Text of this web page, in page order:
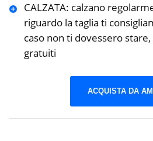
CALZATA: calzano
riguardo la taglia ti
caso non ti dovessero
gratuiti
ACQUISTA DA